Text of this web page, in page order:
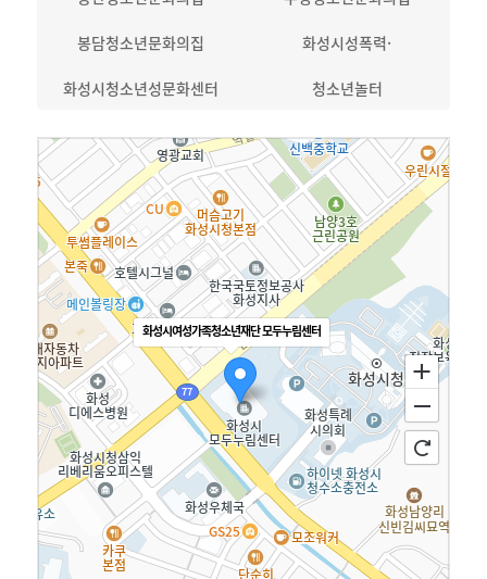
봉담청소년문화의집 화성시성폭력·
가정폭력통합상담소
화성시청소년성문화센터 청소년놀터
화성시여성가족청소년재단 모두누림센터